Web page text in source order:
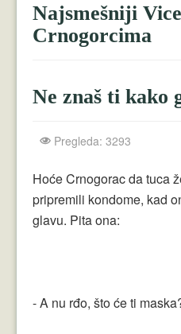
Mujo i Haso
Crnogorci
Plavuše
Piroćanci
Vicevi Razni
Najsmešniji
Crnogorcima
Ne znaš ti kako
Pregleda: 3293
Hoće Crnogorac da tuca
pripremili kondome, kad
glavu. Pita ona:
- A nu rđo, što će ti